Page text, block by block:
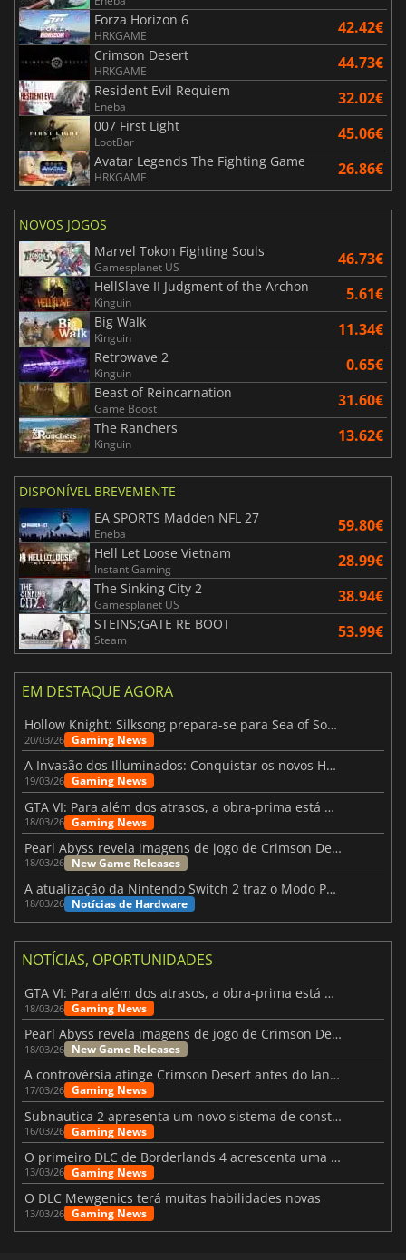
Forza Horizon 6
HRKGAME 42.42€
Crimson Desert
HRKGAME 44.73€
Resident Evil Requiem
Eneba 32.02€
007 First Light
LootBar 45.06€
Avatar Legends The Fighting Game
HRKGAME 26.86€
NOVOS JOGOS
Marvel Tokon Fighting Souls
Gamesplanet US 46.73€
HellSlave II Judgment of the Archon
Kinguin 5.61€
Big Walk
Kinguin 11.34€
Retrowave 2
Kinguin 0.65€
Beast of Reincarnation
Game Boost 31.60€
The Ranchers
Kinguin 13.62€
DISPONÍVEL BREVEMENTE
EA SPORTS Madden NFL 27
Eneba 59.80€
Hell Let Loose Vietnam
Instant Gaming 28.99€
The Sinking City 2
Gamesplanet US 38.94€
STEINS;GATE RE BOOT
Steam 53.99€
EM DESTAQUE AGORA
Hollow Knight: Silksong prepara-se para Sea of Sorrow com um patch
20/03/26 Gaming News
A Invasão dos Illuminados: Conquistar os novos Helldivers 2 Atualização!
19/03/26 Gaming News
GTA VI: Para além dos atrasos, a obra-prima está quase a chegar
18/03/26 Gaming News
Pearl Abyss revela imagens de jogo de Crimson Desert para a PS5
18/03/26 New Game Releases
A atualização da Nintendo Switch 2 traz o Modo Portátil aos jogos mais antigos da Switch
18/03/26 Notícias de Hardware
NOTÍCIAS, OPORTUNIDADES
GTA VI: Para além dos atrasos, a obra-prima está quase a chegar
18/03/26 Gaming News
Pearl Abyss revela imagens de jogo de Crimson Desert para a PS5
18/03/26 New Game Releases
A controvérsia atinge Crimson Desert antes do lançamento
17/03/26 Gaming News
Subnautica 2 apresenta um novo sistema de construção de bases
16/03/26 Gaming News
O primeiro DLC de Borderlands 4 acrescenta uma nova personagem e muito mais
13/03/26 Gaming News
O DLC Mewgenics terá muitas habilidades novas
13/03/26 Gaming News